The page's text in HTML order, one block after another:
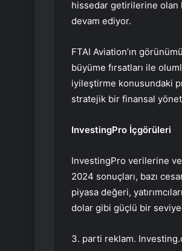
hissedar getirilerine olan
devam ediyor.
FTAI Aviation’ın
büyüme fırsatları ile
iyileştirme konusundaki
stratejik bir finansal
InvestingPro İçgörüleri
InvestingPro verilerine ve
2024 sonuçları, bazı
piyasa değeri,
dolar gibi güçlü bir
3. parti reklam.